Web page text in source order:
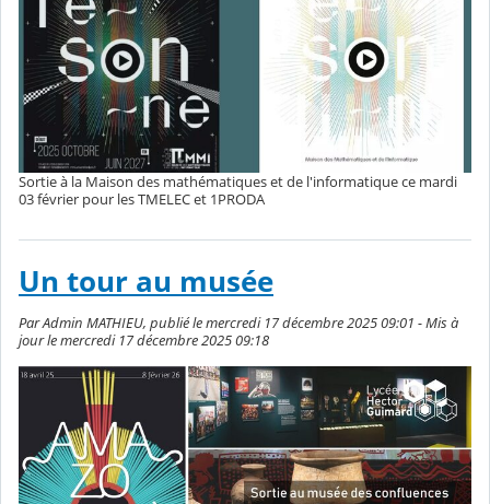
Sortie à la Maison des mathématiques et de l'informatique ce mardi
03 février pour les TMELEC et 1PRODA
Un tour au musée
Par Admin MATHIEU, publié le mercredi 17 décembre 2025 09:01 - Mis à
jour le mercredi 17 décembre 2025 09:18